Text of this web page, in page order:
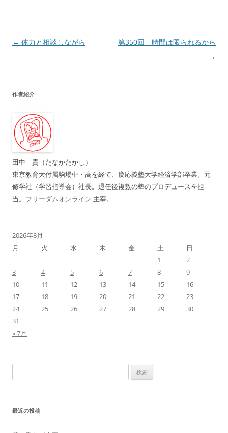
投
ゲ
シ
ョ
← 体力と相談しながら
第350回 時間は限られるから
→
作者紹介
田中 貴（たなかたかし）
東京教育大付属駒場中・高を経て、慶応義塾大学経済学部卒業。元
修学社（学習指導会）社長。退任後複数の塾のプロデュースを担
当。 フリーダムオンライン 主宰。
2026年8月
月
火 水 木 金 土
日
1
2
3
4 5 6 7 8
9
10
11 12 13 14 15
16
17
18 19 20 21 22
23
24
25 26 27 28 29
30
31
« 7月
索:
最近の投稿